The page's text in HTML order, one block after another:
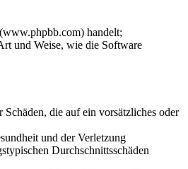
handelt;
und Weise, wie die Software
die auf ein vorsätzliches oder
und der Verletzung
Durchschnittsschäden